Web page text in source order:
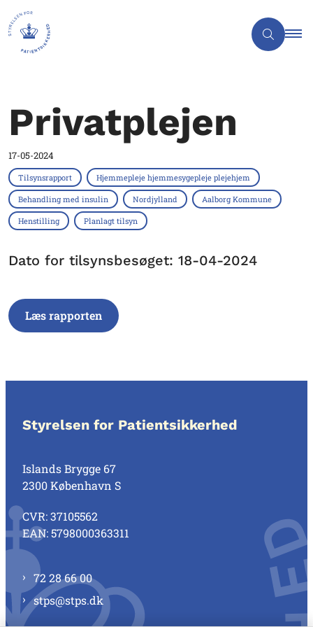
Privatplejen
17-05-2024
Tilsynsrapport Hjemmepleje hjemmesygepleje plejehjem
Behandling med insulin Nordjylland Aalborg Kommune
Henstilling Planlagt tilsyn
Dato for tilsynsbesøget: 18-04-2024
Læs rapporten
Styrelsen for Patientsikkerhed
Islands Brygge 67
2300 København S
CVR: 37105562
EAN: 5798000363311
72 28 66 00
stps@stps.dk